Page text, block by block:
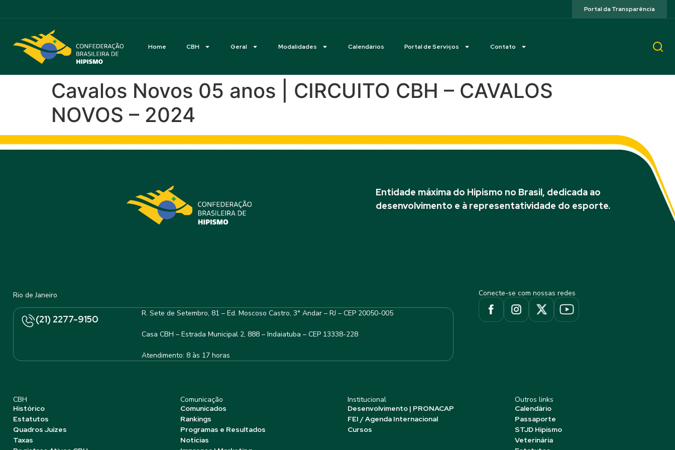
Portal da Transparência
Home CBH Geral Modalidades Calendários Portal de Serviços Contato
Cavalos Novos 05 anos | CIRCUITO CBH – CAVALOS
NOVOS – 2024
Entidade máxima do Hipismo no Brasil, dedicada ao
desenvolvimento e à representatividade do esporte.
Rio de Janeiro
(21) 2277-9150
R. Sete de Setembro, 81 – Ed. Moscoso Castro, 3° Andar – RJ – CEP 20050-005
Casa CBH – Estrada Municipal 2, 888 – Indaiatuba – CEP 13338-228
Atendimento: 8 às 17 horas
Conecte-se com nossas redes
CBH
Histórico
Estatutos
Quadros Juízes
Taxas
Comunicação
Comunicados
Rankings
Programas e Resultados
Notícias
Institucional
Desenvolvimento | PRONACAP
FEI / Agenda Internacional
Cursos
Outros links
Calendário
Passaporte
STJD Hipismo
Veterinária